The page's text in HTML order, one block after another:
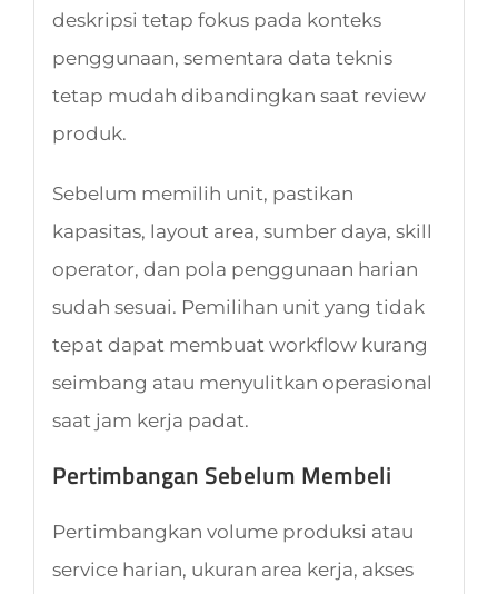
deskripsi tetap fokus pada konteks
penggunaan, sementara data teknis
tetap mudah dibandingkan saat review
produk.
Sebelum memilih unit, pastikan
kapasitas, layout area, sumber daya, skill
operator, dan pola penggunaan harian
sudah sesuai. Pemilihan unit yang tidak
tepat dapat membuat workflow kurang
seimbang atau menyulitkan operasional
saat jam kerja padat.
Pertimbangan Sebelum Membeli
Pertimbangkan volume produksi atau
service harian, ukuran area kerja, akses